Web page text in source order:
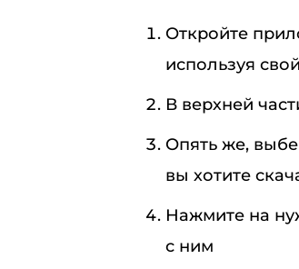
Откройте
используя
В верхней
Опять же,
вы хотите
Нажмите на
с ним